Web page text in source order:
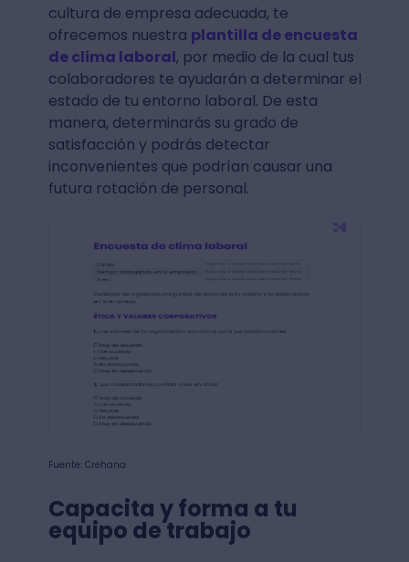
cultura de empresa adecuada, te
ofrecemos nuestra plantilla de encuesta
de clima laboral, por medio de la cual tus
colaboradores te ayudarán a determinar el
estado de tu entorno laboral. De esta
manera, determinarás su grado de
satisfacción y podrás detectar
inconvenientes que podrían causar una
futura rotación de personal.
Fuente: Crehana
Capacita y forma a tu
equipo de trabajo